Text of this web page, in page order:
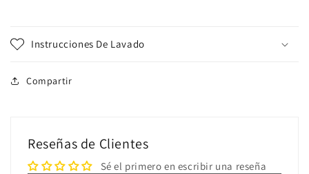
Instrucciones De Lavado
Compartir
Reseñas de Clientes
Sé el primero en escribir una reseña